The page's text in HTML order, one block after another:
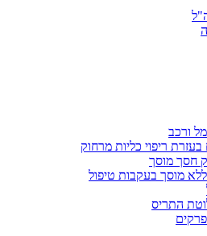
ורכב
בעזרת ריפוי כליות מרחוק
חסך מוסך
מוסך בעקבות טיפול
התריס